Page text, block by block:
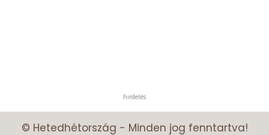
hirdetés
© Hetedhétország - Minden jog fenntartva!